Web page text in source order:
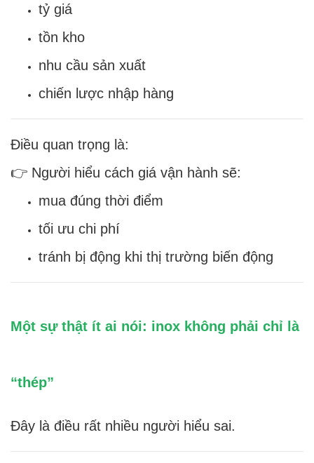
tỷ giá
tồn kho
nhu cầu sản xuất
chiến lược nhập hàng
Điều quan trọng là:
👉 Người hiểu cách giá vận hành sẽ:
mua đúng thời điểm
tối ưu chi phí
tránh bị động khi thị trường biến động
Một sự thật ít ai nói: inox không phải chỉ là
“thép”
Đây là điều rất nhiều người hiểu sai.